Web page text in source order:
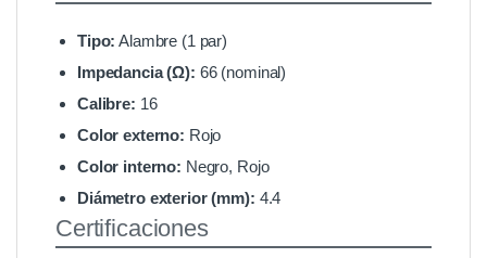
Tipo: Alambre (1 par)
Impedancia (Ω): 66 (nominal)
Calibre: 16
Color externo: Rojo
Color interno: Negro, Rojo
Diámetro exterior (mm): 4.4
Certificaciones